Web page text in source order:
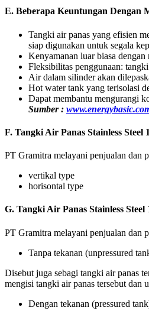
E. Beberapa Keuntungan Dengan
Tangki air panas yang efisien
siap digunakan untuk segala
Kenyamanan luar biasa dengan
Fleksibilitas penggunaan:
Air dalam silinder akan
Hot water tank yang terisolasi
Dapat membantu mengurangi
Sumber :
F. Tangki Air Panas Stainless Steel
PT Gramitra melayani penjualan dan
vertikal type
horisontal type
G. Tangki Air Panas Stainless Steel
PT Gramitra melayani penjualan dan
Tanpa tekanan (unpressured
Disebut juga sebagi tangki air panas
mengisi tangki air panas tersebut dan
Dengan tekanan (pressured